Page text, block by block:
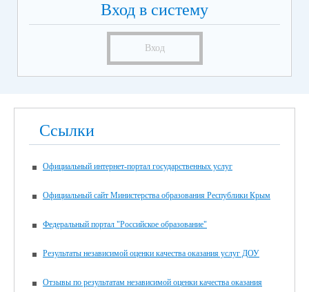
Вход в систему
Вход
Ссылки
Официальный интернет-портал государственных услуг
Официальный сайт Министерства образования Республики Крым
Федеральный портал "Российское образование"
Результаты независимой оценки качества оказания услуг ДОУ
Отзывы по результатам независимой оценки качества оказания